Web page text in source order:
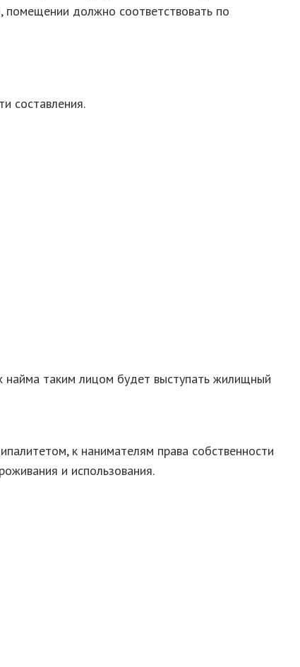
помещении должно соответствовать по
составления.
найма таким лицом будет выступать жилищный
к нанимателям права собственности
и использования.